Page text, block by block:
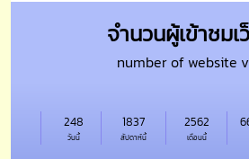
จำนวนผู้เข้าชมเ
number of website
วันนี้
248
สัปดาห์นี้
1837
เดือนนี้
2562